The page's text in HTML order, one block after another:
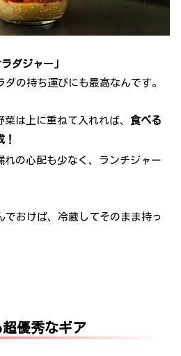
ラダジャー」
の持ち運びにも最高なんです。
菜は上に重ねて入れれば、 食べる
れの心配も少なく、ランチジャー
でおけば、冷蔵してそのまま持っ
優秀なギア